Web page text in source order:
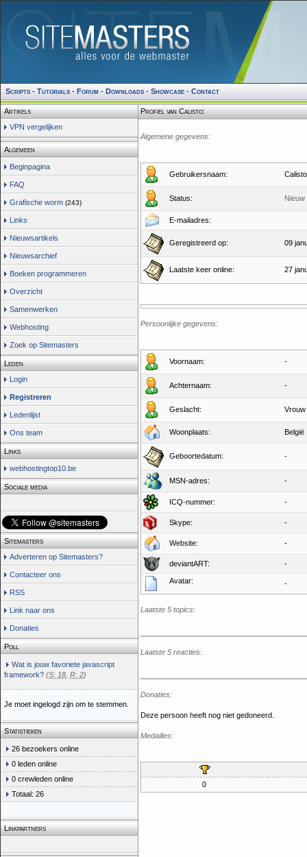
Scripts - Tutorials - Forum - Downloads - Showcase - Contact
Artikels
VPN vergelijken
Algemeen
Beginpagina
FAQ
Grafische worm (243)
Links
Nieuwsartikels
Nieuwsarchief
Boeken programmeren
Overzicht
Samenwerken
Webhosting
Zoek op Sitemasters
Leden
Login
Registreren
Ledenlijst
Ons team
Links
webhostingtop10.be
Sociale media
Sitemasters
Adverteren op Sitemasters?
Contacteer ons
RSS
Link naar ons
Donaties
Poll
Wat is jouw favoriete javascript
framework? (S: 18 R: 2)
Je moet ingelogd zijn om te stemmen.
Statistieken
26 bezoekers online
0 leden online
0 crewleden online
Totaal: 26
Linkpartners
Profiel van Calisto:
Algemene gegevens:
Gebruikersnaam: Calisto
Status: Nieuw
E-mailadres:
Geregistreerd op: 09
Laatste keer online: 27
Persoonlijke gegevens:
Voornaam: -
Achternaam: -
Geslacht: Vrouw
Woonplaats: België
Geboortedatum: -
MSN-adres: -
ICQ-nummer: -
Skype: -
Website: -
deviantART: -
Avatar: -
Laatste 5 topics:
Laatste 5 reacties:
Donaties:
Deze persoon heeft nog niet gedoneerd.
Medailles:
0